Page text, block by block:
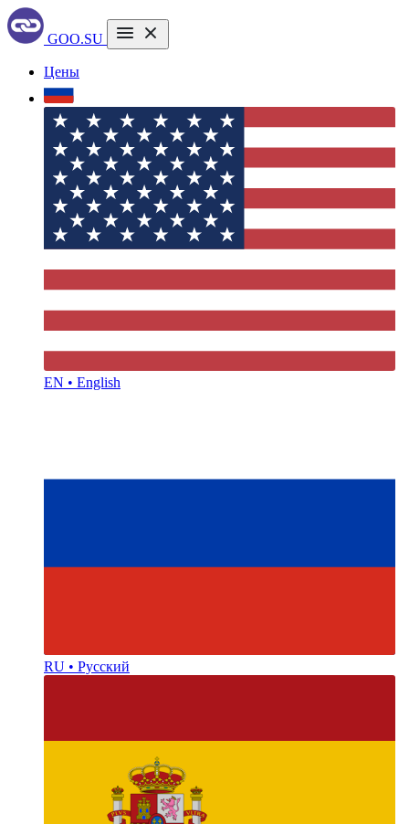
GOO.SU
Цены
EN • English
RU • Русский